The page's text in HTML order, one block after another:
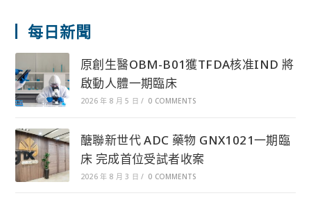
每日新聞
原創生醫OBM-B01獲TFDA核准IND 將
啟動人體一期臨床
2026 年 8 月 5 日 / 0 COMMENTS
醣聯新世代 ADC 藥物 GNX1021一期臨
床 完成首位受試者收案
2026 年 8 月 3 日 / 0 COMMENTS